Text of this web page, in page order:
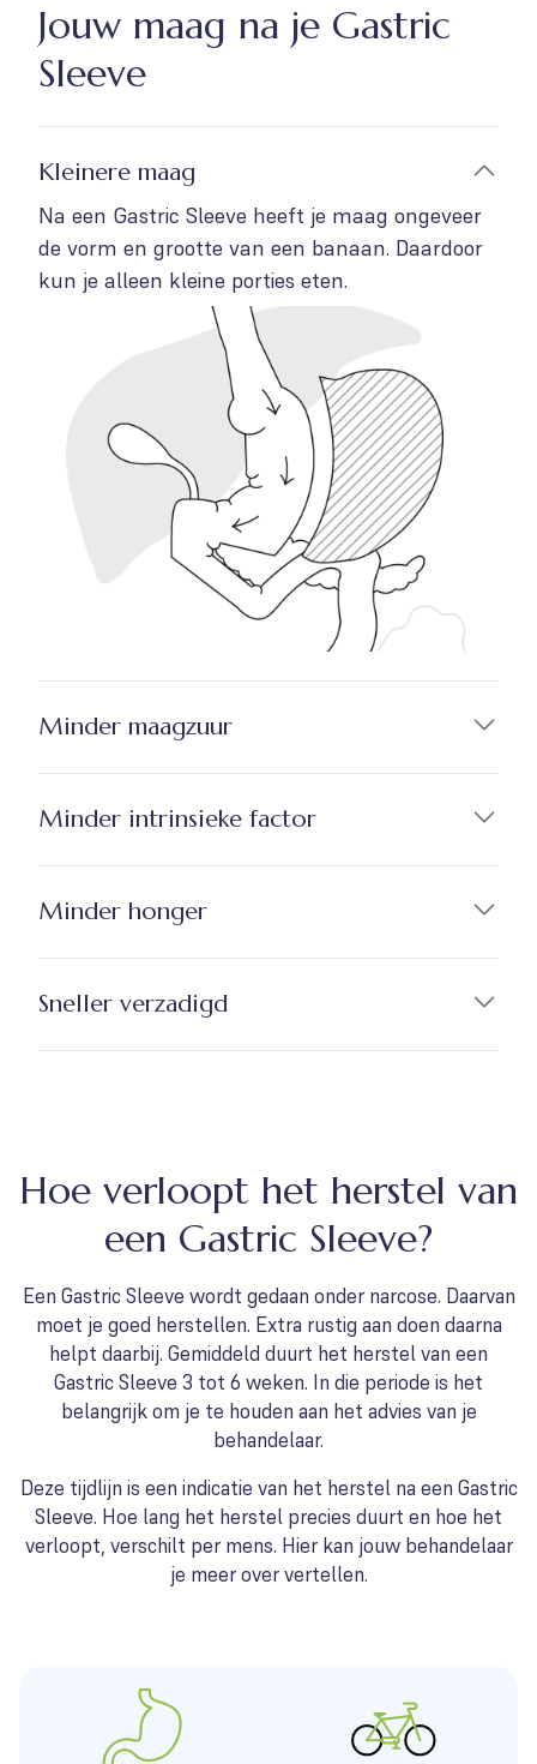
Jouw maag na je Gastric
Sleeve
Kleinere maag
Na een Gastric Sleeve heeft je maag ongeveer
de vorm en grootte van een banaan. Daardoor
kun je alleen kleine porties eten.
Minder maagzuur
Minder intrinsieke factor
Minder honger
Sneller verzadigd
Hoe verloopt het herstel van
een Gastric Sleeve?
Een Gastric Sleeve wordt gedaan onder narcose. Daarvan
moet je goed herstellen. Extra rustig aan doen daarna
helpt daarbij. Gemiddeld duurt het herstel van een
Gastric Sleeve 3 tot 6 weken. In die periode is het
belangrijk om je te houden aan het advies van je
behandelaar.
Deze tijdlijn is een indicatie van het herstel na een Gastric
Sleeve. Hoe lang het herstel precies duurt en hoe het
verloopt, verschilt per mens. Hier kan jouw behandelaar
je meer over vertellen.